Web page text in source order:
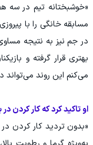
«خوشبختانه تیم در سه
مسابقه خانگی را با
در جم نیز به نتیجه
بهتری قرار گرفته و
می‌کنم این روند
او تاکید کرد که کار کردن
«بدون تردید کار کردن